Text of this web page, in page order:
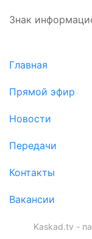
Знак
Главная
Прямой эфир
Новости
Передачи
Контакты
Вакансии
Kaskad.tv -